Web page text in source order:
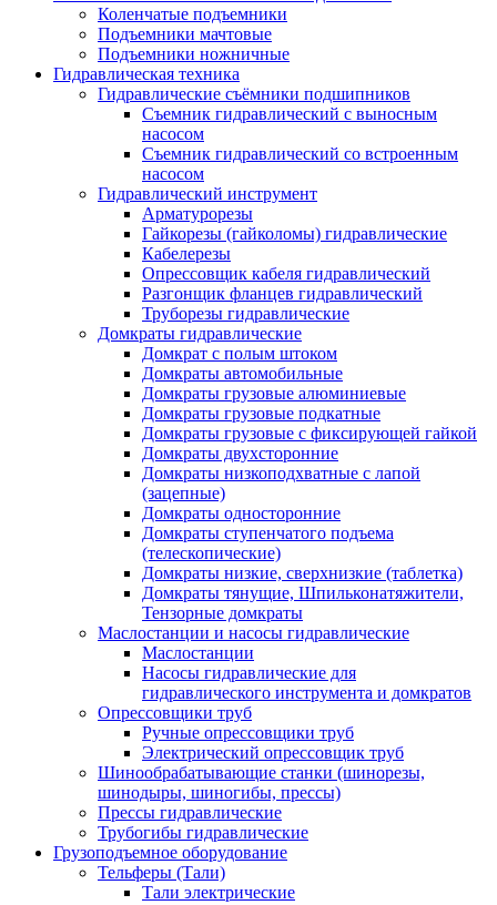
Коленчатые подъемники
Подъемники мачтовые
Подъемники ножничные
Гидравлическая техника
Гидравлические съёмники подшипников
Съемник гидравлический с выносным
насосом
Съемник гидравлический со встроенным
насосом
Гидравлический инструмент
Арматурорезы
Гайкорезы (гайколомы) гидравлические
Кабелерезы
Опрессовщик кабеля гидравлический
Разгонщик фланцев гидравлический
Труборезы гидравлические
Домкраты гидравлические
Домкрат с полым штоком
Домкраты автомобильные
Домкраты грузовые алюминиевые
Домкраты грузовые подкатные
Домкраты грузовые с фиксирующей гайкой
Домкраты двухсторонние
Домкраты низкоподхватные с лапой
(зацепные)
Домкраты односторонние
Домкраты ступенчатого подъема
(телескопические)
Домкраты низкие, сверхнизкие (таблетка)
Домкраты тянущие, Шпильконатяжители,
Тензорные домкраты
Маслостанции и насосы гидравлические
Маслостанции
Насосы гидравлические для
гидравлического инструмента и домкратов
Опрессовщики труб
Ручные опрессовщики труб
Электрический опрессовщик труб
Шинообрабатывающие станки (шинорезы,
шинодыры, шиногибы, прессы)
Прессы гидравлические
Трубогибы гидравлические
Грузоподъемное оборудование
Тельферы (Тали)
Тали электрические